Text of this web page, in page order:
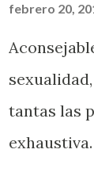
febrero 20,
tantas las